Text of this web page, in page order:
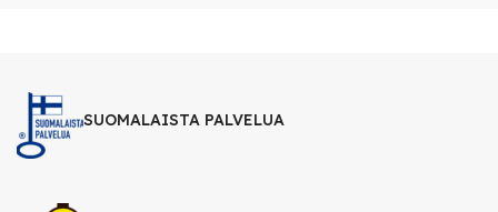
SUOMALAISTA PALVELUA